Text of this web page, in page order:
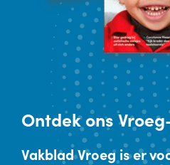
Ontdekons
Vakblad Vroeg is er